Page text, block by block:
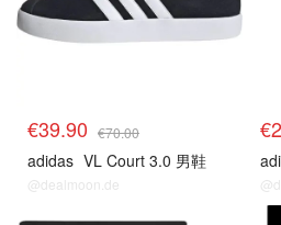
€39.90 €70.00
adidas VL Court 3.0 男鞋
@dealmoon.de